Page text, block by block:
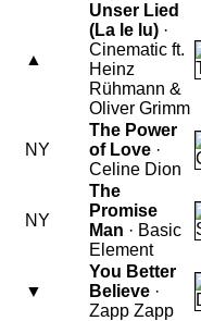
▲
Unser Lied
(La le lu) ·
Cinematic ft.
Heinz
Rühmann &
Oliver Grimm
NY
The Power
of Love ·
Celine Dion
NY
The
Promise
Man · Basic
Element
▼
You Better
Believe ·
Zapp Zapp